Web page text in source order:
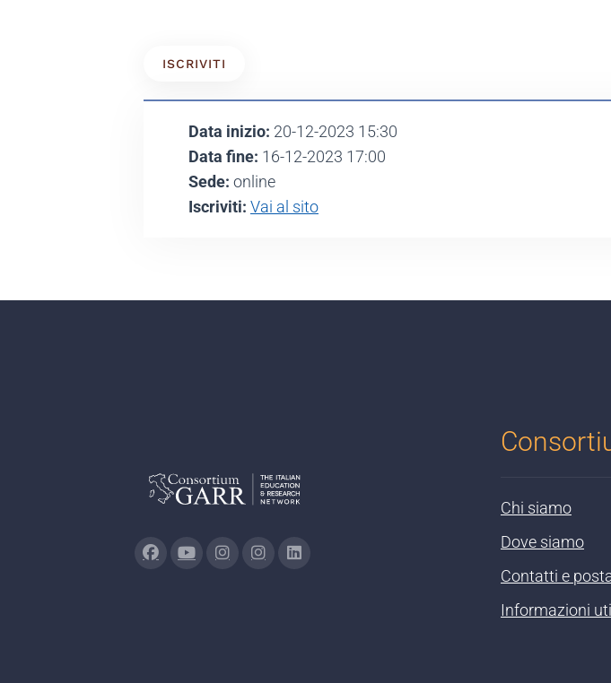
ISCRIVITI
Data inizio: 20-12-2023 15:30
Data fine: 16-12-2023 17:00
Sede: online
Iscriviti: Vai al sito
Chi siamo
Dove siamo
Contatti e
Informazioni